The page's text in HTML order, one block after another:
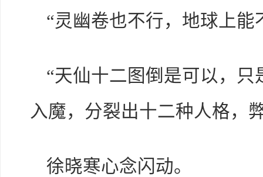
“灵幽卷也不行，地球上
“天仙十二图倒是可以，
入魔，分裂出十二种人格，
徐晓寒心念闪动。